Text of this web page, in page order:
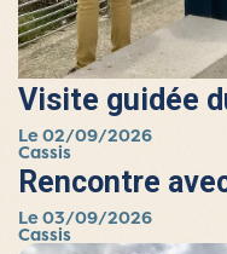
Visite guidée
Le 02/09/2026
Cassis
Rencontre
Le 03/09/2026
Cassis